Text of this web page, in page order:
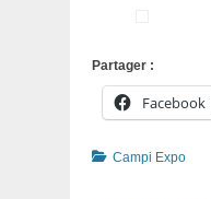
Partager :
Facebook
Catégories
Campi Expo